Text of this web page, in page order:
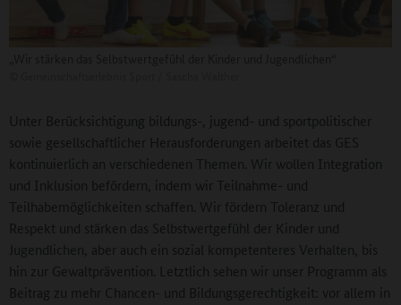
Unter Berücksichtigung bildungs-, jugend- und sportpolitischer
sowie gesellschaftlicher Herausforderungen arbeitet das GES
kontinuierlich an verschiedenen Themen. Wir wollen Integration
und Inklusion befördern, indem wir Teilnahme- und
Teilhabemöglichkeiten schaffen. Wir fördern Toleranz und
Respekt und stärken das Selbstwertgefühl der Kinder und
Jugendlichen, aber auch ein sozial kompetenteres Verhalten, bis
hin zur Gewaltprävention. Letztlich sehen wir unser Programm als
Beitrag zu mehr Chancen- und Bildungsgerechtigkeit: vor allem in